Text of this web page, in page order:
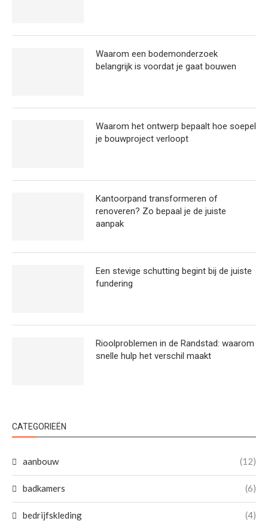
Waarom een bodemonderzoek
belangrijk is voordat je gaat bouwen
Waarom het ontwerp bepaalt hoe soepel
je bouwproject verloopt
Kantoorpand transformeren of
renoveren? Zo bepaal je de juiste
aanpak
Een stevige schutting begint bij de juiste
fundering
Rioolproblemen in de Randstad: waarom
snelle hulp het verschil maakt
CATEGORIEËN
aanbouw (12)
badkamers (6)
bedrijfskleding (4)